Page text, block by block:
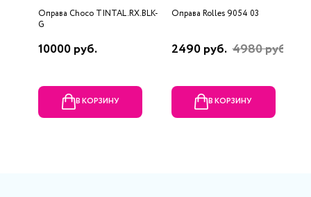
Оправа Choco TINTAL.RX.BLK-
G
10000 руб.
В КОРЗИНУ
Оправа Rolles 9054 03
2490 руб. 4980 руб.
В КОРЗИНУ